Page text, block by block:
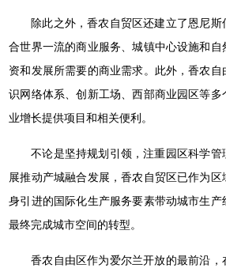
除此之外，香农自贸区还建立了恩尼
合世界一流的商业服务、城镇中心设施和
资和发展所需要的商业需求。此外，香农
识网络体系、创新工场、西部商业园区等
业增长提供项目和相关便利。
不论是坚持规划引领，注重园区科学
展推动产城融合发展，香农自贸区已作为区
身引进的国际化生产服务要素带动城市生产
最终完成城市空间的转型。
香农自由区作为爱尔兰开放的最前沿